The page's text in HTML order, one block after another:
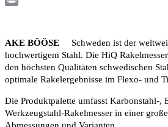
AKE BÖÖSE Schweden ist der
hochwertigem Stahl. Die HiQ
den höchsten Qualitäten schwedischen
optimale Rakelergebnisse im Flexo- und
Die Produktpalette umfasst Karbonstahl-,
Werkzeugstahl-Rakelmesser in einer